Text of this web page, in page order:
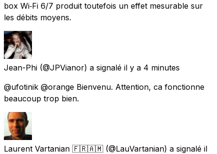
box Wi‑Fi 6/7 produit toutefois un effet mesurable sur
les débits moyens.
Jean-Phi (@JPVianor) a signalé il y a 4 minutes
@ufotinik @orange Bienvenu. Attention, ca fonctionne
beaucoup trop bien.
Laurent Vartanian 🇫🇷🇦🇲 (@LauVartanian) a signalé il